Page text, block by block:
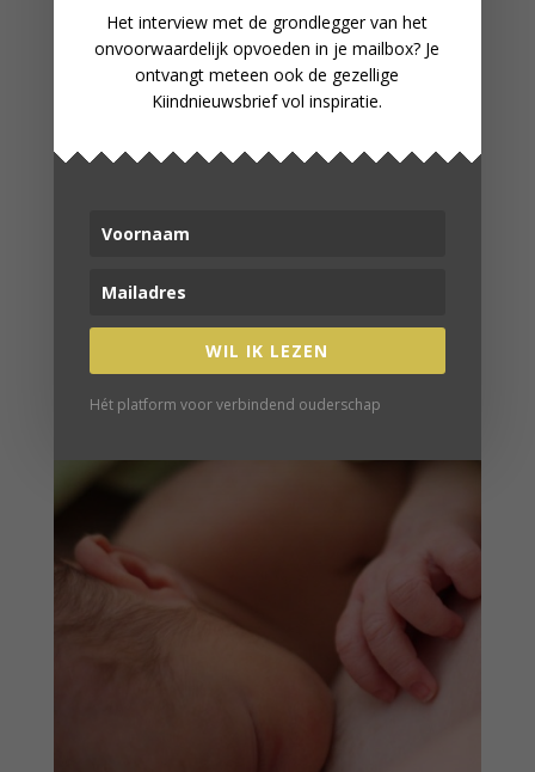
Het interview met de grondlegger van het
onvoorwaardelijk opvoeden in je mailbox? Je
ontvangt meteen ook de gezellige
Kiindnieuwsbrief vol inspiratie.
WIL IK LEZEN
Hét platform voor verbindend ouderschap